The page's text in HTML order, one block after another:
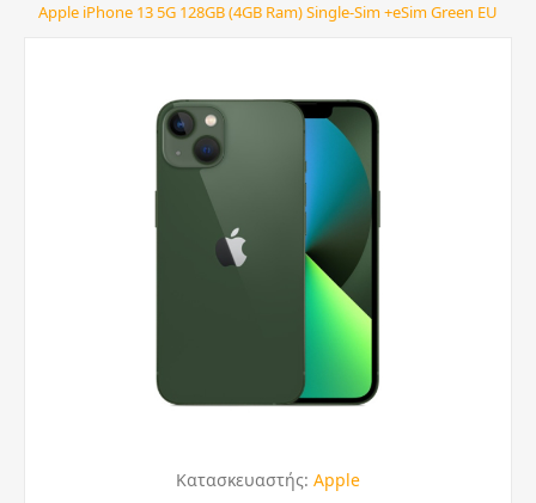
Apple iPhone 13 5G 128GB (4GB Ram) Single-Sim +eSim Green EU
Κατασκευαστής: Apple